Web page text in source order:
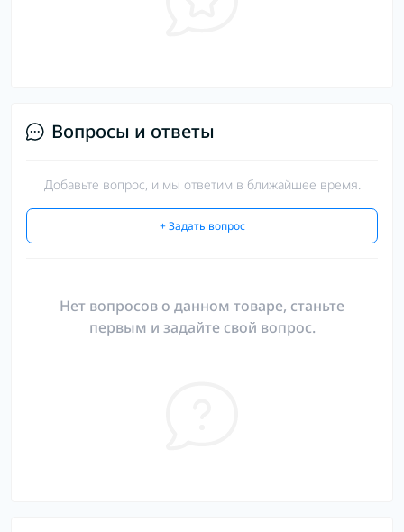
Вопросы и ответы
Добавьте вопрос, и мы ответим в ближайшее время.
+ Задать вопрос
Нет вопросов о данном товаре, станьте
первым и задайте свой вопрос.